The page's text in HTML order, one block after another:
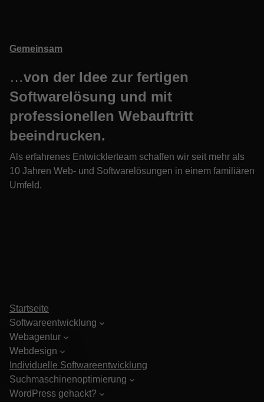
Gemeinsam
…von der Idee zur fertigen
Softwarelösung und mit
professionellen Webauftritt
beeindrucken.
Als erfahrenes Entwicklerteam schaffen wir seit mehr als
10 Jahren Web- und Softwarelösungen in einem familiären
Umfeld.
Startseite
Softwareentwicklung
Webagentur
Webdesign
Individuelle Softwareentwicklung
Suchmaschinenoptimierung
WordPress gehackt?